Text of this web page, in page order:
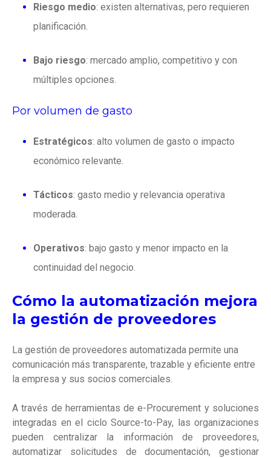
Riesgo medio: existen alternativas, pero requieren
planificación.
Bajo riesgo: mercado amplio, competitivo y con
múltiples opciones.
Por volumen de gasto
Estratégicos: alto volumen de gasto o impacto
económico relevante.
Tácticos: gasto medio y relevancia operativa
moderada.
Operativos: bajo gasto y menor impacto en la
continuidad del negocio.
Cómo la automatización mejora
la gestión de proveedores
La gestión de proveedores automatizada permite una
comunicación más transparente, trazable y eficiente entre
la empresa y sus socios comerciales.
A través de herramientas de e-Procurement y soluciones
integradas en el ciclo Source-to-Pay, las organizaciones
pueden centralizar la información de proveedores,
automatizar solicitudes de documentación, gestionar